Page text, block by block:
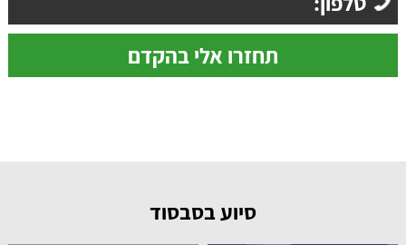
סיוע בסבסוד